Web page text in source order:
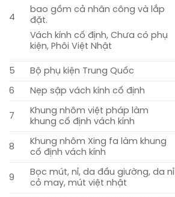
4
bao gồm cả nhân công và lắp
đặt.
Vách kính cố định, Chưa có phụ
kiện, Phôi Việt Nhật
5 Bộ phụ kiện Trung Quốc
6 Nẹp sập vách kính cố định
7
Khung nhôm việt pháp làm
khung cố định vách kính
8
Khung nhôm Xing fa làm khung
cố định vách kính
9
Bọc mút, nỉ, da đầu giường, da nỉ
cỏ may, mút việt nhật